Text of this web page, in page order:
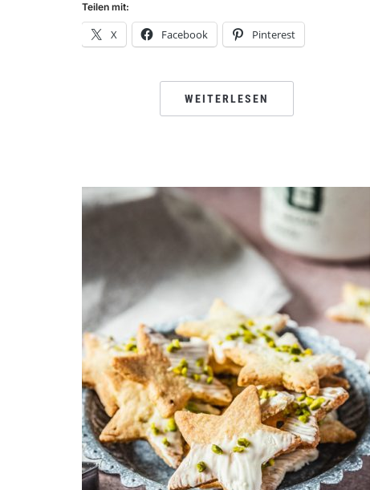
Teilen mit:
X Facebook Pinterest
WEITERLESEN